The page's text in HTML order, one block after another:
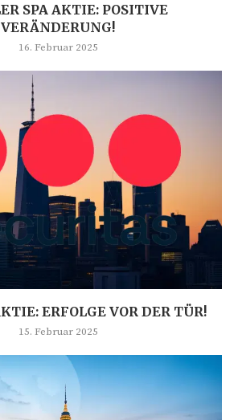
SPA AKTIE: POSITIVE
VERÄNDERUNG!
16. Februar 2025
ERFOLGE VOR DER TÜR!
15. Februar 2025